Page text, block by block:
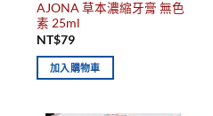
AJONA 草本濃縮牙膏 無色
素 25ml
NT$79
加入購物車